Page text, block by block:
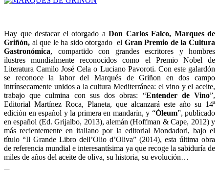
Hay que destacar el otorgado a Don Carlos Falco, Marques de
Griñón, al que le ha sido otorgado el Gran Premio de la Cultura
Gastronómica, compartido con grandes escritores y hombres
ilustres mundialmente reconocidos como el Premio Nobel de
Literatura Camilo José Cela o Luciano Pavoroti. Con este galardón
se reconoce la labor del Marqués de Griñon en dos campo
intrínsecamente unidos a la cultura Mediterránea: el vino y el aceite,
trabajo que culmina con sus dos obras: “Entender de Vino”,
Editorial Martínez Roca, Planeta, que alcanzará este año su 14ª
edición en español y la primera en mandarín, y “Óleum”, publicado
en español (Ed. Grijalbo, 2013), alemán (Hoffman & Cape, 2012) y
más recientemente en italiano por la editorial Mondadori, bajo el
título “Il Grande Libro dell’Olio d’Oliva” (2014), esta última obra
de referencia mundial e interesantísima ya que recoge la sabiduría de
miles de años del aceite de oliva, su historia, su evolución…